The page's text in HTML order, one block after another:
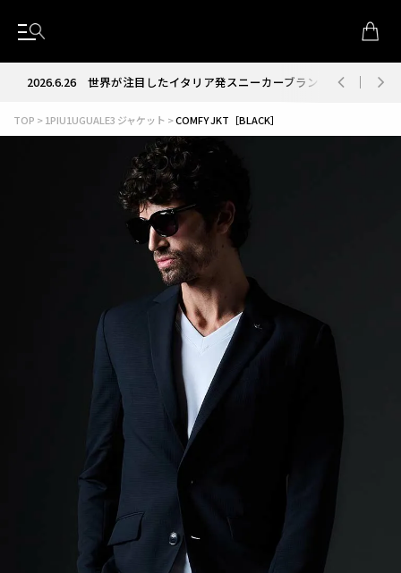
2026.6.26世界が注目したイタリア発スニーカーブランド RUN OF
TOP 1PIU1UGUALE3 ジャケット COMFY JKT［BLACK］